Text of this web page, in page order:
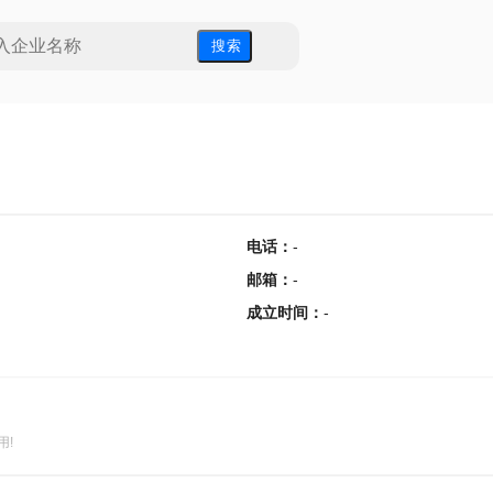
搜 索
电话： -
邮箱 ： -
成立时间 ： -
!